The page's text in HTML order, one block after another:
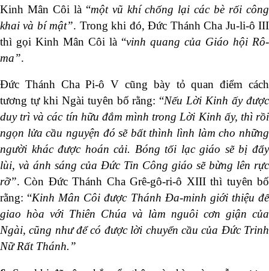
Kinh Mân Côi là “một vũ khí chống lại các bè rối công
khai và bí mật”. Trong khi đó, Đức Thánh Cha Ju-li-ô III
thì gọi Kinh Mân Côi là “vinh quang của Giáo hội Rô-
ma”.
Đức Thánh Cha Pi-ô V cũng bày tỏ quan điểm cách
tương tự khi Ngài tuyên bố rằng: “Nếu Lời Kinh ấy được
duy trì và các tín hữu đắm mình trong Lời Kinh ấy, thì rồi
ngọn lửa cầu nguyện đó sẽ bất thình lình làm cho những
người khác được hoán cải. Bóng tối lạc giáo sẽ bị đẩy
lùi, và ánh sáng của Đức Tin Công giáo sẽ bừng lên rực
rỡ”. Còn Đức Thánh Cha Grê-gô-ri-ô XIII thì tuyên bố
rằng: “Kinh Mân Côi được Thánh Đa-minh giới thiệu để
giao hòa với Thiên Chúa và làm nguôi cơn giận của
Ngài, cũng như để có được lời chuyển cầu của Đức Trinh
Nữ Rất Thánh.”